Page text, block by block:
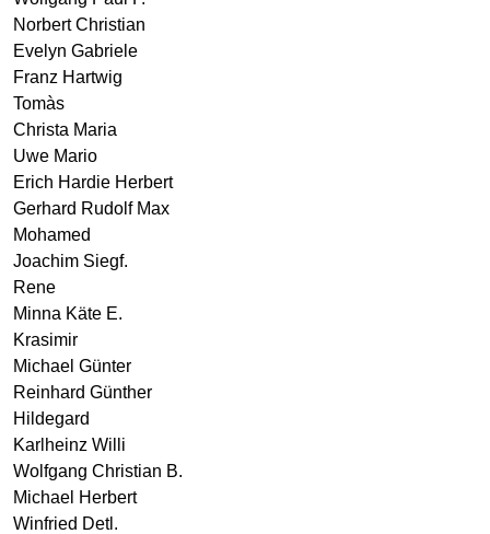
Norbert Christian
Evelyn Gabriele
Franz Hartwig
Tomàs
Christa Maria
Uwe Mario
Erich Hardie Herbert
Gerhard Rudolf Max
Mohamed
Joachim Siegf.
Rene
Minna Käte E.
Krasimir
Michael Günter
Reinhard Günther
Hildegard
Karlheinz Willi
Wolfgang Christian B.
Michael Herbert
Winfried Detl.